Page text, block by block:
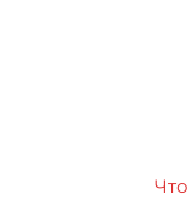
Что